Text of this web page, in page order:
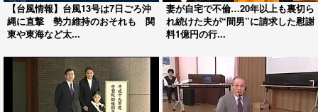
【台風情報】台風13号は7日ごろ沖
縄に直撃 勢力維持のおそれも 関
東や東海など太...
妻が自宅で不倫…20年以上も裏切ら
れ続けた夫が“間男”に請求した慰謝
料1億円の行...